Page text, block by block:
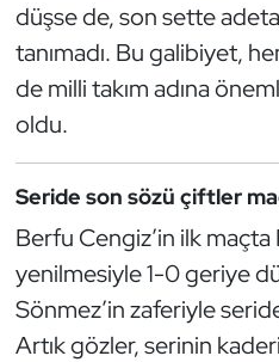
düşse de, son sette
tanımadı. Bu galibiyet,
de milli takım adına
oldu.
Seride son sözü çiftler
Berfu Cengiz’in ilk maçta
yenilmesiyle 1-0 geriye
Sönmez’in zaferiyle
Artık gözler, serinin
Hentbol
İşitme Engelli
Kano ve Rafting
Karate
Kayak